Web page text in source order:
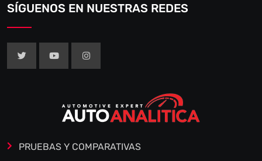
SÍGUENOS EN NUESTRAS REDES
PRUEBAS Y COMPARATIVAS